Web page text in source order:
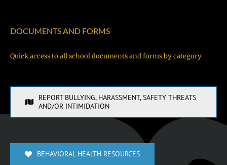
DOCUMENTS AND FORMS
Quick access to all school documents and forms by category
REPORT BULLYING, HARASSMENT, SAFETY THREATS
AND/OR INTIMIDATION
BEHAVIORAL HEALTH RESOURCES